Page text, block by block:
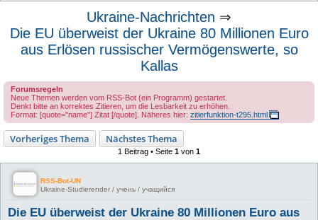
Ukraine-Nachrichten ⇒
Die EU überweist der Ukraine 80 Millionen Euro
aus Erlösen russischer Vermögenswerte, so
Kallas
Forumsregeln
Neue Themen werden vom RSS-Bot (ein Programm) gestartet.
Denkt bitte an korrektes Zitieren, um die Lesbarkeit zu erhöhen.
Format: [quote="name"] Zitat [/quote]. Näheres hier: zitierfunktion-t295.html
Vorheriges Thema Nächstes Thema
1 Beitrag • Seite 1 von 1
RSS-Bot-UN
Ukraine-Studierender / учень / учащийся
Die EU überweist der Ukraine 80 Millionen Euro aus